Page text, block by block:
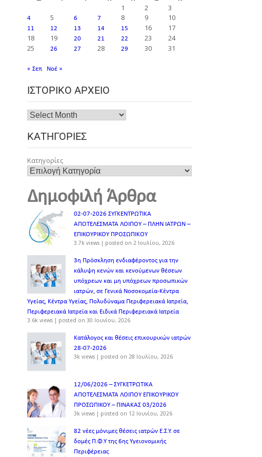
1
2 3
4 5 6 7 8 9 10
11 12 13 14 15 16
17
18
19 20 21 22 23
24
25
26 27 28 29 30 31
« Σεπ Νοέ »
ΙΣΤΟΡΙΚΌ ΑΡΧΕΊΟ
ΚΑΤΗΓΟΡΊΕΣ
Κατηγορίες
Δημοφιλή Άρθρα
02-07-2026 ΣΥΓΚΕΝΤΡΩΤΙΚΑ
ΑΠΟΤΕΛΕΣΜΑΤΑ ΛΟΙΠΟΥ – ΠΛΗΝ ΙΑΤΡΩΝ –
ΕΠΙΚΟΥΡΙΚΟΥ ΠΡΟΣΩΠΙΚOY
3.7k views | posted on 2 Ιουλίου, 2026
3η Πρόσκληση ενδιαφέροντος για την
κάλυψη κενών και κενούμενων θέσεων
υπόχρεων και μη υπόχρεων προσωπικών
ιατρών, σε Γενικά Νοσοκομεία-Κέντρα
Υγείας, Κέντρα Υγείας, Πολυδύναμα Περιφερειακά Ιατρεία,
Περιφερειακά Ιατρεία και Ειδικά Περιφερειακά Ιατρεία
3.6k views | posted on 30 Ιουνίου, 2026
Κατάλογος και θέσεις επικουρικών ιατρών
28-07-2026
3k views | posted on 28 Ιουλίου, 2026
12/06/2026 – ΣΥΓΚΕΤΡΩΤΙΚΑ
ΑΠΟΤΕΛΕΣΜΑΤΑ ΛΟΙΠΟΥ ΕΠΙΚΟΥΡΙΚΟΥ
ΠΡΟΣΩΠΙΚΟΥ – ΠΙΝΑΚΑΣ 03/2026
3k views | posted on 12 Ιουνίου, 2026
82 νέες μόνιμες θέσεις ιατρών Ε.Σ.Υ. σε
δομές Π.Φ.Υ της 6ης Υγειονομικής
Περιφέρειας